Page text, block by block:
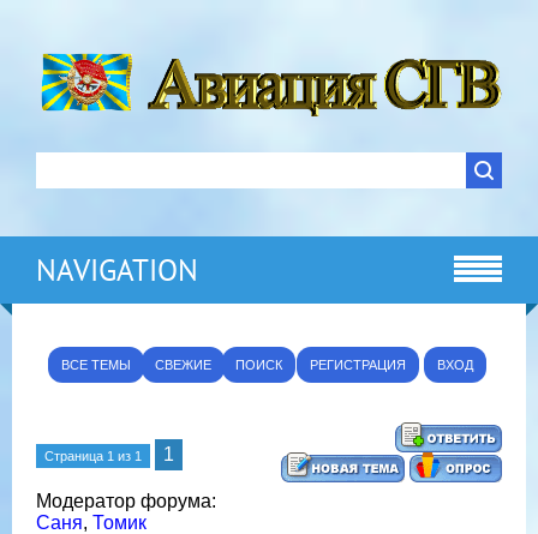
NAVIGATION
ВСЕ ТЕМЫ СВЕЖИЕ ПОИСК РЕГИСТРАЦИЯ ВХОД
Страница 1 из 1 1
Модератор форума:
Саня, Томик